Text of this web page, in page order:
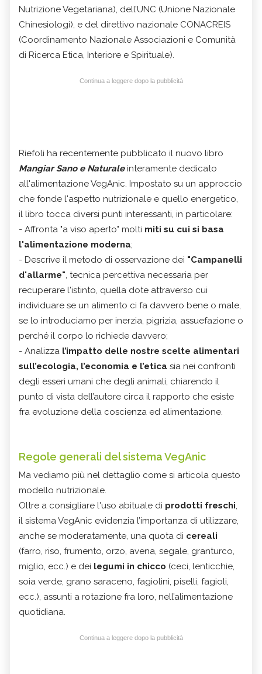
Nutrizione Vegetariana), dell’UNC (Unione Nazionale
Chinesiologi), e del direttivo nazionale CONACREIS
(Coordinamento Nazionale Associazioni e Comunità
di Ricerca Etica, Interiore e Spirituale).
Continua a leggere dopo la pubblicità
Riefoli ha recentemente pubblicato il nuovo libro
Mangiar Sano e Naturaleinteramente dedicato
all'alimentazione VegAnic. Impostato su un approccio
che fonde l'aspetto nutrizionale e quello energetico,
il libro tocca diversi punti interessanti, in particolare:
- Affronta "a viso aperto" molti miti su cui si basa
l'alimentazione moderna;
- Descrive il metodo di osservazione dei "Campanelli
d'allarme", tecnica percettiva necessaria per
recuperare l'istinto, quella dote attraverso cui
individuare se un alimento ci fa davvero bene o male,
se lo introduciamo per inerzia, pigrizia, assuefazione o
perché il corpo lo richiede davvero;
- Analizza l’impatto delle nostre scelte alimentari
sull’ecologia, l’economia e l’etica sia nei confronti
degli esseri umani che degli animali, chiarendo il
punto di vista dell’autore circa il rapporto che esiste
fra evoluzione della coscienza ed alimentazione.
Regole generali del sistema VegAnic
Ma vediamo più nel dettaglio come si articola questo
modello nutrizionale.
Oltre a consigliare l'uso abituale di prodotti freschi,
il sistema VegAnic evidenzia l’importanza di utilizzare,
anche se moderatamente, una quota di cereali
(farro, riso, frumento, orzo, avena, segale, granturco,
miglio, ecc.) e dei legumi in chicco (ceci, lenticchie,
soia verde, grano saraceno, fagiolini, piselli, fagioli,
ecc.), assunti a rotazione fra loro, nell’alimentazione
quotidiana.
Continua a leggere dopo la pubblicità